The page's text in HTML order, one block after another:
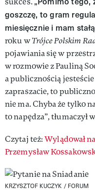
goszczę, to gram
miesięcznie i mam
roku wTrójce Polskim
pojawiania się w
w rozmowie z Pauliną
a publicznością
zapraszacie, to
nie ma. Chyba że tylko
to napędza”, tłumaczył
Czytaj też:Wylądował
Przemysław
KRZYSZTOF KUCZYK / FORUM